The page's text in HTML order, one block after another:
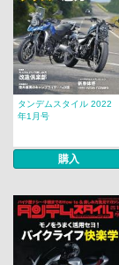
タンデムスタイル 2022
年1月号
購入